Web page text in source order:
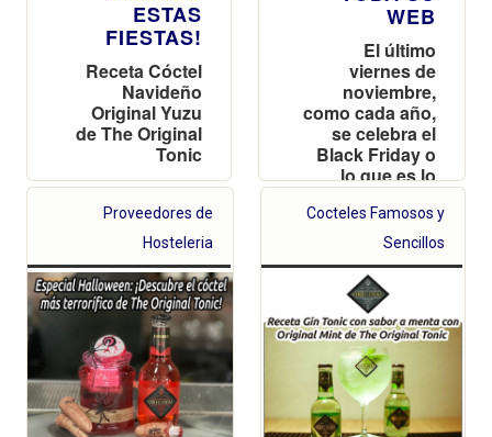
ESTAS
FIESTAS!
Receta Cóctel
Navideño
Original Yuzu
de The Original
Tonic
WEB
El último
viernes de
noviembre,
como cada año,
se celebra el
Black Friday o
lo que es lo
mismo, ¡el día
con mayores
descuentos del
año!
Proveedores de
Hosteleria
Cocteles Famosos y
Sencillos